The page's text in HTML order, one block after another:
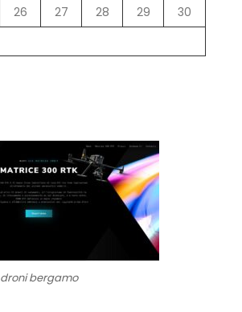
26 27 28 29
30
droni bergamo